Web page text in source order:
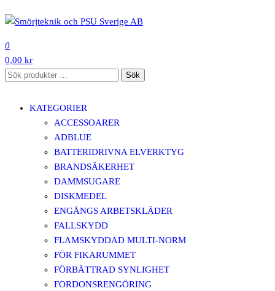
till
innehåll
0
0,00 kr
Sök
Sök
KATEGORIER
ACCESSOARER
ADBLUE
BATTERIDRIVNA ELVERKTYG
BRANDSÄKERHET
DAMMSUGARE
DISKMEDEL
ENGÅNGS ARBETSKLÄDER
FALLSKYDD
FLAMSKYDDAD MULTI-NORM
FÖR FIKARUMMET
FÖRBÄTTRAD SYNLIGHET
FORDONSRENGÖRING